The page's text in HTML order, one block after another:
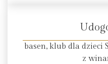
basen, klub dla dzieci
z